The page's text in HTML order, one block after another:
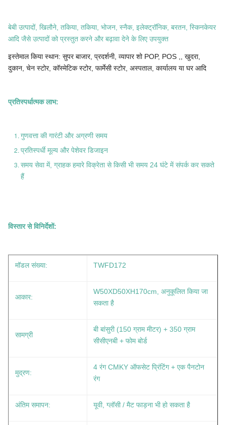
बेबी उत्पादों, खिलौने, तकिया, तकिया, भोजन, स्नैक, इलेक्ट्रॉनिक, बरतन, स्किनकेयर
आदि जैसे उत्पादों को प्रस्तुत करने और बढ़ावा देने के लिए उपयुक्त
इस्तेमाल किया स्थान: सुपर बाजार, प्रदर्शनी, व्यापार शो POP, POS ,, खुदरा,
दुकान, चेन स्टोर, कॉस्मेटिक स्टोर, फार्मेसी स्टोर, अस्पताल, कार्यालय या घर आदि
प्रतिस्पर्धात्मक लाभ:
गुणवत्ता की गारंटी और अग्रणी समय
प्रतिस्पर्धी मूल्य और पेशेवर डिजाइन
समय सेवा में, ग्राहक हमारे विक्रेता से किसी भी समय 24 घंटे में संपर्क कर सकते
हैं
विस्तार से विनिर्देशों:
मॉडल संख्या: TWFD172
आकार:
W50XD50XH170cm, अनुकूलित किया जा
सकता है
सामग्री
बी बांसुरी (150 ग्राम मीटर) + 350 ग्राम
सीसीएनबी + फोम बोर्ड
मुद्रण:
4 रंग CMKY ऑफसेट प्रिंटिंग + एक पैनटोन
रंग
अंतिम समापन: यूवी, ग्लॉसी / मैट फाड़ना भी हो सकता है